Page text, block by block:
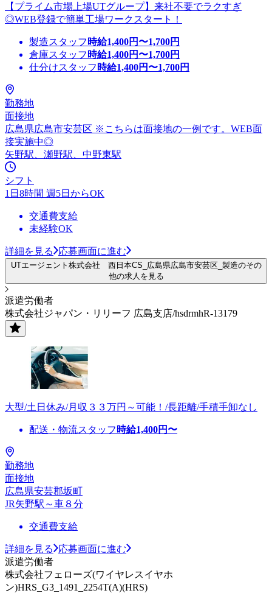
【プライム市場上場UTグループ】来社不要でラクすぎ
◎WEB登録で簡単工場ワークスタート！
製造スタッフ 時給1,400円〜1,700円
倉庫スタッフ 時給1,400円〜1,700円
仕分けスタッフ 時給1,400円〜1,700円
勤務地
面接地
広島県広島市安芸区 ※こちらは面接地の一例です。WEB面
接実施中◎
矢野駅、瀬野駅、中野東駅
シフト
1日8時間 週5日からOK
交通費支給
未経験OK
詳細を見る 応募画面に進む
UTエージェント株式会社 西日本CS_広島県広島市安芸区_製造のその
他の求人を見る
派遣労働者
株式会社ジャパン・リリーフ 広島支店/hsdrmhR-13179
大型/土日休み/月収３３万円～可能！/長距離/手積手卸なし
配送・物流スタッフ 時給1,400円〜
勤務地
面接地
広島県安芸郡坂町
JR矢野駅～車８分
交通費支給
詳細を見る
応募画面に進む
派遣労働者
株式会社フェローズ(ワイヤレスイヤホ
ン)HRS_G3_1491_2254T(A)(HRS)